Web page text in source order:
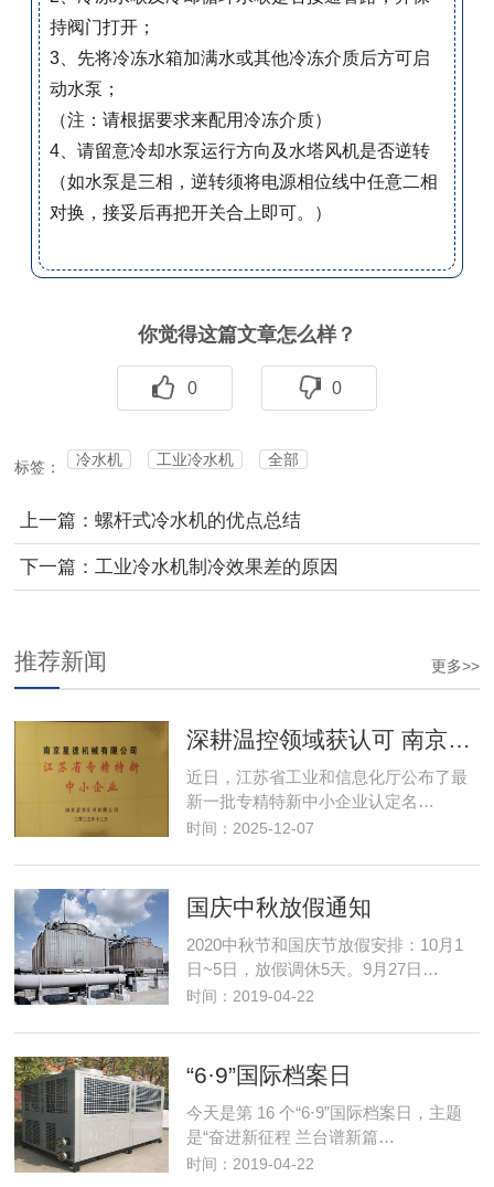
持阀门打开；
3、先将冷冻水箱加满水或其他冷冻介质后方可启
动水泵；
（注：请根据要求来配用冷冻介质）
4、请留意冷却水泵运行方向及水塔风机是否逆转
（如水泵是三相，逆转须将电源相位线中任意二相
对换，接妥后再把开关合上即可。）
你觉得这篇文章怎么样？
0 0
标签： 冷水机 工业冷水机 全部
上一篇：螺杆式冷水机的优点总结
下一篇：工业冷水机制冷效果差的原因
更多>>
推荐新闻
深耕温控领域获认可 南京星德跻身"专精特新"阵营
近日，江苏省工业和信息化厅公布了最
新一批专精特新中小企业认定名…
时间：2025-12-07
国庆中秋放假通知
2020中秋节和国庆节放假安排：10月1
日~5日，放假调休5天。9月27日…
时间：2019-04-22
“6·9”国际档案日
今天是第 16 个“6·9”国际档案日，主题
是“奋进新征程 兰台谱新篇…
时间：2019-04-22